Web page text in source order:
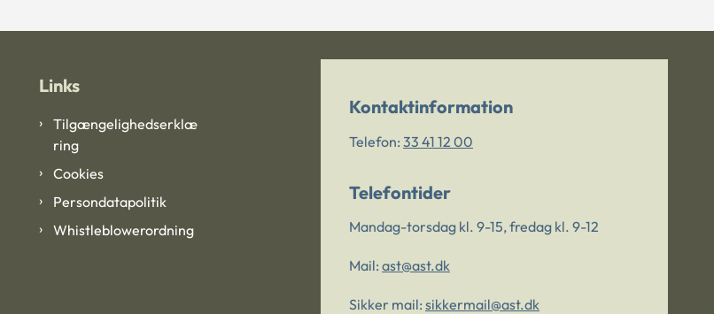
Links
Tilgængelighedserklæ
ring
Cookies
Persondatapolitik
Whistleblowerordning
Kontaktinformation
Telefon: 33 41 12 00
Telefontider
Mandag-torsdag kl. 9-15, fredag kl. 9-12
Mail: ast@ast.dk
Sikker mail: sikkermail@ast.dk